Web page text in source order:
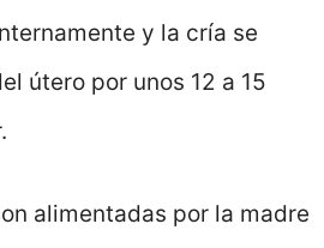
y la cría se
útero por unos 12 a 15
alimentadas por la madre